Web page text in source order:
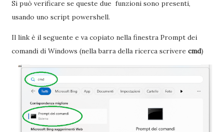
Si può verificare se queste due funzioni sono presenti,
usando uno script powershell.
Il link è il seguente e va copiato nella finestra Prompt dei
comandi di Windows (nella barra della ricerca scrivere cmd)